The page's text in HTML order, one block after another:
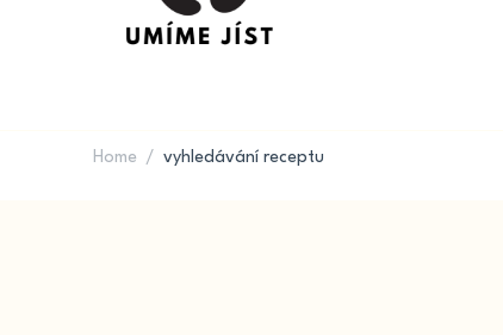
UMÍME JÍST
Home / vyhledávání receptu